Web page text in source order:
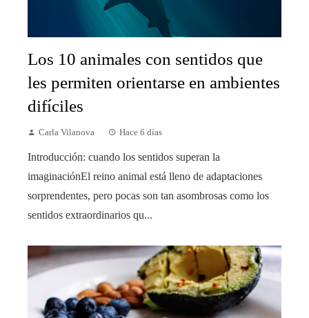
Los 10 animales con sentidos que
les permiten orientarse en ambientes
difíciles
Carla Vilanova Hace 6 días
Introducción: cuando los sentidos superan la
imaginaciónEl reino animal está lleno de adaptaciones
sorprendentes, pero pocas son tan asombrosas como los
sentidos extraordinarios qu...